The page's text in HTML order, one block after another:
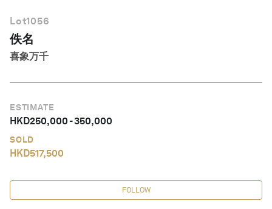
Lot1056
佚名
喜象万千
ESTIMATE
HKD250,000-350,000
SOLD
HKD517,500
FOLLOW